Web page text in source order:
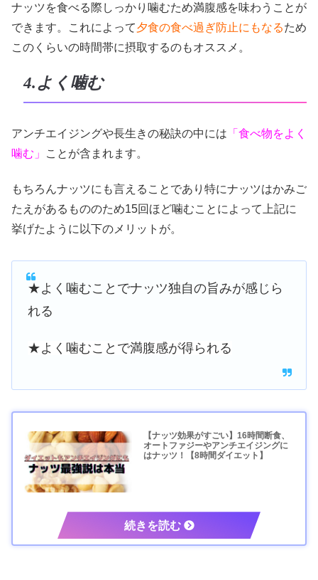
ナッツを食べる際しっかり噛むため満腹感を味わうことが
できます。これによって夕食の食べ過ぎ防止にもなるため
このくらいの時間帯に摂取するのもオススメ。
4.よく噛む
アンチエイジングや長生きの秘訣の中には 「食べ物をよく
噛む」
ことが含まれます。
もちろんナッツにも言えることであり特にナッツはかみご
たえがあるもののため15回ほど噛むことによって上記に
挙げたように以下のメリットが。
★よく噛むことでナッツ独自の旨みが感じら
れる
★よく噛むことで満腹感が得られる
【ナッツ効果がすごい】16時間断食、
オートファジーやアンチエイジングに
はナッツ！【8時間ダイエット】